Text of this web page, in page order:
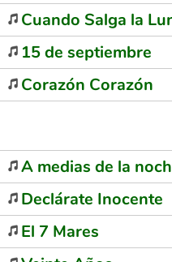
Cuando Salga la
15 de septiembre
Corazón Corazón
A medias de la
Declárate Inocente
El 7 Mares